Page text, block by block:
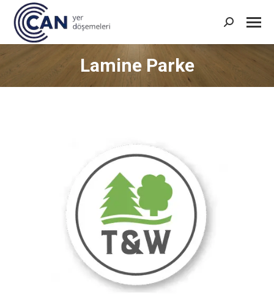
Search:
Lamine Parke
You are here: